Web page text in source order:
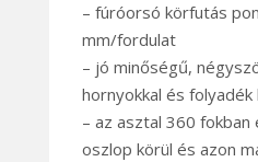
– fúróorsó körfutás
mm/fordulat
– jó minőségű,
hornyokkal és folyadék
– az asztal 360
oszlop körül és azon